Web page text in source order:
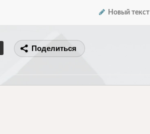
Новый текст
Поделиться